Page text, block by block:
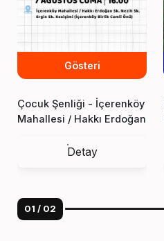
Gösteri
Çocuk Şenliği - İçerenköy
Mahallesi / Hakkı Erdoğan
Detay
01 / 02